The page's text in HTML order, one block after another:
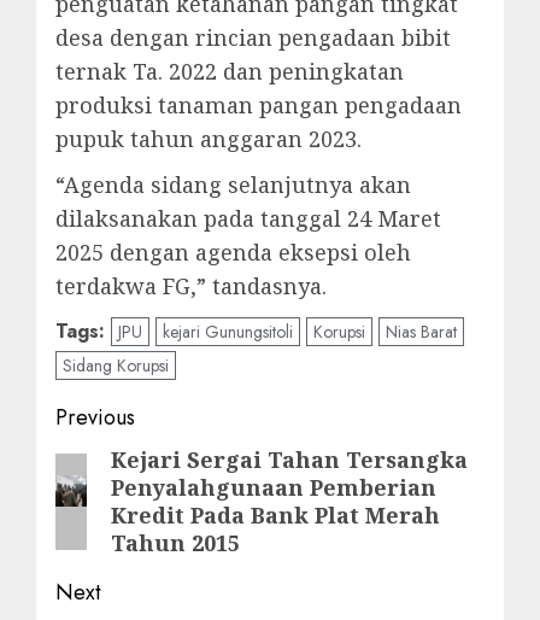
desa dengan rincian pengadaan bibit
ternak Ta. 2022 dan peningkatan
produksi tanaman pangan pengadaan
pupuk tahun anggaran 2023.
“Agenda sidang selanjutnya akan
dilaksanakan pada tanggal 24 Maret
2025 dengan agenda eksepsi oleh
terdakwa FG,” tandasnya.
Tags: JPU kejari Gunungsitoli Korupsi
Nias Barat
Sidang Korupsi
Post
navigation
Previous
Previous
post:
Kejari Sergai Tahan Tersangka
Penyalahgunaan Pemberian
Kredit Pada Bank Plat Merah
Tahun 2015
Next